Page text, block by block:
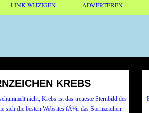
LINK WIJZIGEN ADVERTEREN
KREBS
nicht, Krebs ist das treueste Sternbild des
sich die besten Websites fÃ¼r das Sternzeichen